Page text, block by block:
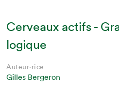
Cerveaux actifs -
logique
Auteur·rice
Gilles Bergeron